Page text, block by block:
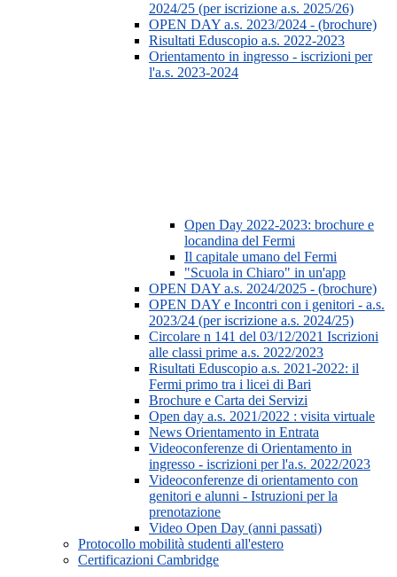
2024/25 (per iscrizione a.s. 2025/26)
OPEN DAY a.s. 2023/2024 - (brochure)
Risultati Eduscopio a.s. 2022-2023
Orientamento in ingresso - iscrizioni per
l'a.s. 2023-2024
Open Day 2022-2023: brochure e
locandina del Fermi
Il capitale umano del Fermi
"Scuola in Chiaro" in un'app
OPEN DAY a.s. 2024/2025 - (brochure)
OPEN DAY e Incontri con i genitori - a.s.
2023/24 (per iscrizione a.s. 2024/25)
Circolare n 141 del 03/12/2021 Iscrizioni
alle classi prime a.s. 2022/2023
Risultati Eduscopio a.s. 2021-2022: il
Fermi primo tra i licei di Bari
Brochure e Carta dei Servizi
Open day a.s. 2021/2022 : visita virtuale
News Orientamento in Entrata
Videoconferenze di Orientamento in
ingresso - iscrizioni per l'a.s. 2022/2023
Videoconferenze di orientamento con
genitori e alunni - Istruzioni per la
prenotazione
Video Open Day (anni passati)
Protocollo mobilità studenti all'estero
Certificazioni Cambridge